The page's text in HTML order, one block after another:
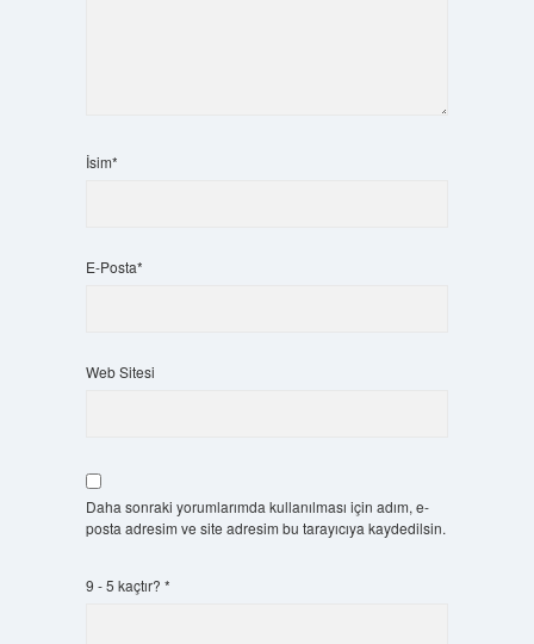
İsim*
E-Posta*
Web Sitesi
Daha sonraki yorumlarımda kullanılması için adım, e-
posta adresim ve site adresim bu tarayıcıya kaydedilsin.
9 - 5 kaçtır? *